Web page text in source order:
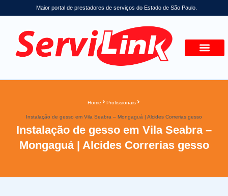
Maior portal de prestadores de serviços do Estado de São Paulo.
Home Profissionais
Instalação de gesso em Vila Seabra – Mongaguá | Alcides Correrias gesso
Instalação de gesso em Vila Seabra –
Mongaguá | Alcides Correrias gesso